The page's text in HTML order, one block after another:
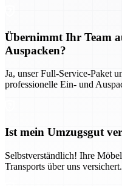
Übernimmt Ihr Team
Auspacken?
Ja, unser Full-Service-Paket
professionelle Ein- und
Ist mein Umzugsgut
Selbstverständlich! Ihre
Transports über uns versichert.